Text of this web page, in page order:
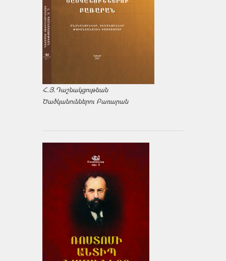
Հ.Յ.Դաշնակցութեան
Ծածկանուններու Բառարան